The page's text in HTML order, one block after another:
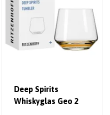
Deep Spirits
Whiskyglas Geo 2